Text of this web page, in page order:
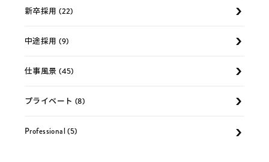
新卒採用 (22)
中途採用 (9)
仕事風景 (45)
プライベート (8)
Professional (5)